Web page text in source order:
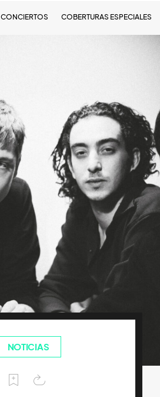
CONCIERTOS COBERTURAS ESPECIALES
NOTICIAS